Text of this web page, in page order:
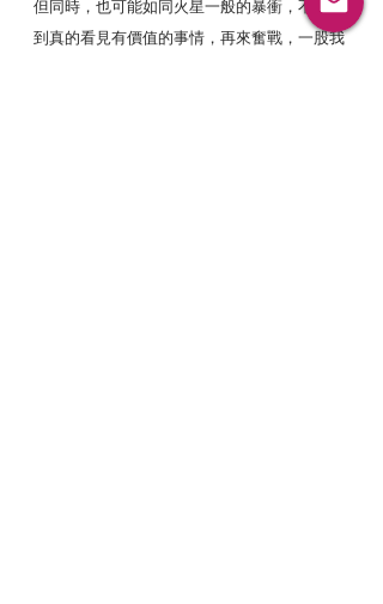
但同時，也可能如同火星一般的暴衝，不想等
到真的看見有價值的事情，再來奮戰，一股我